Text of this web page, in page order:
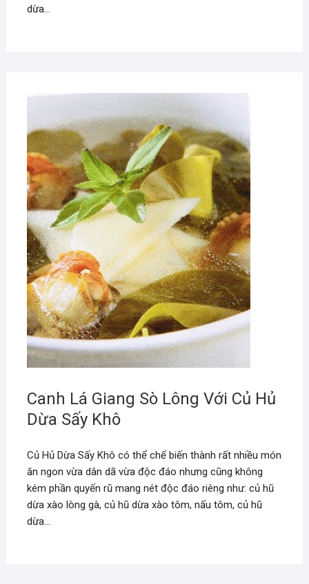
dừa…
Canh Lá Giang Sò Lông Với Củ Hủ
Dừa Sấy Khô
Củ Hủ Dừa Sấy Khô có thể chế biến thành rất nhiều món
ăn ngon vừa dân dã vừa độc đáo nhưng cũng không
kém phần quyến rũ mang nét độc đáo riêng như: củ hũ
dừa xào lòng gà, củ hũ dừa xào tôm, nấu tôm, củ hũ
dừa…